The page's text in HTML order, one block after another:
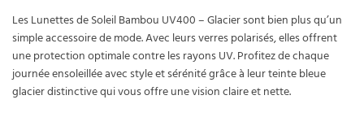
Les Lunettes de Soleil Bambou UV400 – Glacier sont bien plus qu’un
simple accessoire de mode. Avec leurs verres polarisés, elles offrent
une protection optimale contre les rayons UV. Profitez de chaque
journée ensoleillée avec style et sérénité grâce à leur teinte bleue
glacier distinctive qui vous offre une vision claire et nette.